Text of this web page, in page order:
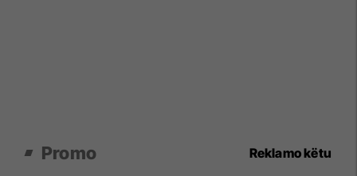
Promo Reklamo këtu